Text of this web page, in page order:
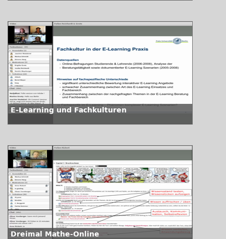
E-Learning und Fachkulturen
Dreimal Mathe-Online